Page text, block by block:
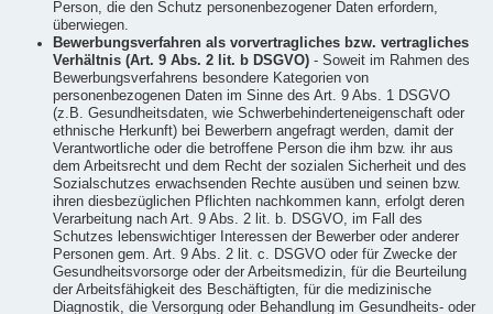
Person, die den Schutz personenbezogener Daten erfordern,
überwiegen.
Bewerbungsverfahren als vorvertragliches bzw. vertragliches
Verhältnis (Art. 9 Abs. 2 lit. b DSGVO)- Soweit im Rahmen des
Bewerbungsverfahrens besondere Kategorien von
personenbezogenen Daten im Sinne des Art. 9 Abs. 1 DSGVO
(z.B. Gesundheitsdaten, wie Schwerbehinderteneigenschaft oder
ethnische Herkunft) bei Bewerbern angefragt werden, damit der
Verantwortliche oder die betroffene Person die ihm bzw. ihr aus
dem Arbeitsrecht und dem Recht der sozialen Sicherheit und des
Sozialschutzes erwachsenden Rechte ausüben und seinen bzw.
ihren diesbezüglichen Pflichten nachkommen kann, erfolgt deren
Verarbeitung nach Art. 9 Abs. 2 lit. b. DSGVO, im Fall des
Schutzes lebenswichtiger Interessen der Bewerber oder anderer
Personen gem. Art. 9 Abs. 2 lit. c. DSGVO oder für Zwecke der
Gesundheitsvorsorge oder der Arbeitsmedizin, für die Beurteilung
der Arbeitsfähigkeit des Beschäftigten, für die medizinische
Diagnostik, die Versorgung oder Behandlung im Gesundheits- oder